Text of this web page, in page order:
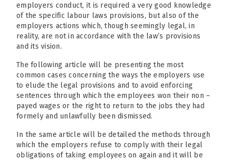
employers conduct, it is required a very good knowledge
of the specific labour laws provisions, but also of the
employers actions which, though seemingly legal, in
reality, are not in accordance with the law’s provisions
and its vision.
The following article will be presenting the most
common cases concerning the ways the employers use
to elude the legal provisions and to avoid enforcing
sentences through which the employees won their non –
payed wages or the right to return to the jobs they had
formely and unlawfully been dismissed.
In the same article will be detailed the methods through
which the employers refuse to comply with their legal
obligations of taking employees on again and it will be